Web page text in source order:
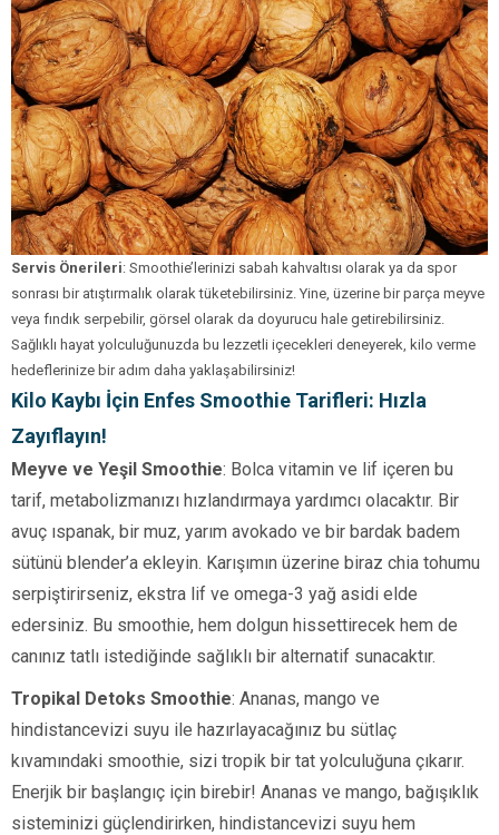
Servis Önerileri: Smoothie’lerinizi sabah kahvaltısı olarak ya da spor
sonrası bir atıştırmalık olarak tüketebilirsiniz. Yine, üzerine bir parça meyve
veya fındık serpebilir, görsel olarak da doyurucu hale getirebilirsiniz.
Sağlıklı hayat yolculuğunuzda bu lezzetli içecekleri deneyerek, kilo verme
hedeflerinize bir adım daha yaklaşabilirsiniz!
Kilo Kaybı İçin Enfes Smoothie Tarifleri: Hızla
Zayıflayın!
Meyve ve Yeşil Smoothie: Bolca vitamin ve lif içeren bu
tarif, metabolizmanızı hızlandırmaya yardımcı olacaktır. Bir
avuç ıspanak, bir muz, yarım avokado ve bir bardak badem
sütünü blender’a ekleyin. Karışımın üzerine biraz chia tohumu
serpiştirirseniz, ekstra lif ve omega-3 yağ asidi elde
edersiniz. Bu smoothie, hem dolgun hissettirecek hem de
canınız tatlı istediğinde sağlıklı bir alternatif sunacaktır.
Tropikal Detoks Smoothie: Ananas, mango ve
hindistancevizi suyu ile hazırlayacağınız bu sütlaç
kıvamındaki smoothie, sizi tropik bir tat yolculuğuna çıkarır.
Enerjik bir başlangıç için birebir! Ananas ve mango, bağışıklık
sisteminizi güçlendirirken, hindistancevizi suyu hem